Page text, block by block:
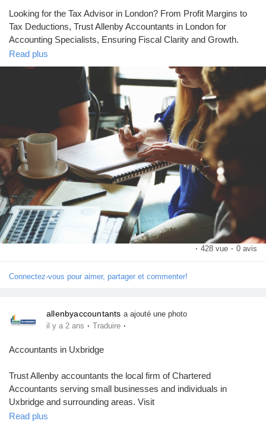
Looking for the Tax Advisor in London? From Profit Margins to
Tax Deductions, Trust Allenby Accountants in London for
Accounting Specialists, Ensuring Fiscal Clarity and Growth.
Visithttps://www.allenbyaccountants.co.uk/get-best-tax-
incentives-hiring-tax-advisor-london/
for more information.
Read plus
· 428 vue · 0 avis
Connectez-vous pour aimer, partager et commenter!
allenbyaccountants a ajouté une photo
il y a 2 ans · Traduire ·
Accountants in Uxbridge
Trust Allenby accountants the local firm of Chartered
Accountants serving small businesses and individuals in
Uxbridge and surrounding areas. Visit
https://www.allenbyaccountants.co.uk/accountants-in-uxbridge/
Read plus